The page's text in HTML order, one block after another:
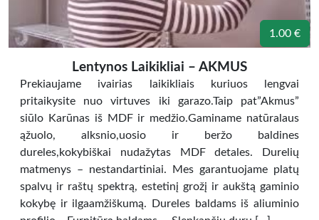
1.00 €
Lentynos Laikikliai – AKMUS
Prekiaujame ivairias laikikliais kuriuos lengvai
pritaikysite nuo virtuves iki garazo.Taip pat”Akmus”
siūlo Karūnas iš MDF ir medžio.Gaminame natūralaus
ąžuolo, alksnio,uosio ir beržo baldines
dureles,kokybiškai nudažytas MDF detales. Durelių
matmenys – nestandartiniai. Mes garantuojame platų
spalvų ir raštų spektrą, estetinį grožį ir aukštą gaminio
kokybę ir ilgaamžiškumą. Dureles baldams iš aliuminio